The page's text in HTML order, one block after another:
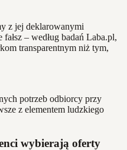
z jej deklarowanymi
– według badań Laba.pl,
transparentnym niż tym,
potrzeb odbiorcy przy
z elementem ludzkiego
wybierają oferty